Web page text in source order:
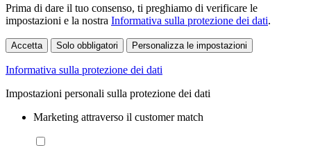
Prima di dare il tuo consenso, ti preghiamo di verificare le
impostazioni e la nostra Informativa sulla protezione dei dati.
Accetta Solo obbligatori Personalizza le impostazioni
Informativa sulla protezione dei dati
Impostazioni personali sulla protezione dei dati
Marketing attraverso il customer match